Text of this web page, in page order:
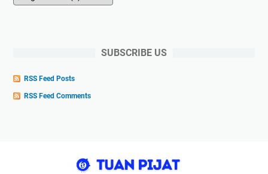
SUBSCRIBE US
RSS Feed Posts
RSS Feed Comments